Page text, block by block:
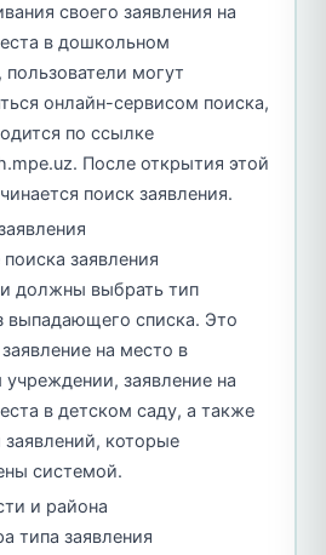
своего заявления на
в дошкольном
могут
онлайн-сервисом поиска,
по ссылке
После открытия этой
поиск заявления.
заявления
должны выбрать тип
выпадающего списка. Это
на место в
заявление на
в детском саду, а также
которые
системой.
и района
типа заявления